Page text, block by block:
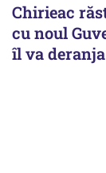
Chirieac
cu noul
îl va